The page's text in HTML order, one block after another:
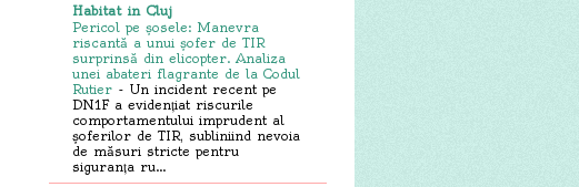
Habitat in Cluj
Pericol pe șosele: Manevra
riscantă a unui șofer de TIR
surprinsă din elicopter. Analiza
unei abateri flagrante de la Codul
Rutier - Un incident recent pe
DN1F a evidențiat riscurile
comportamentului imprudent al
șoferilor de TIR, subliniind nevoia
de măsuri stricte pentru
siguranța ru...